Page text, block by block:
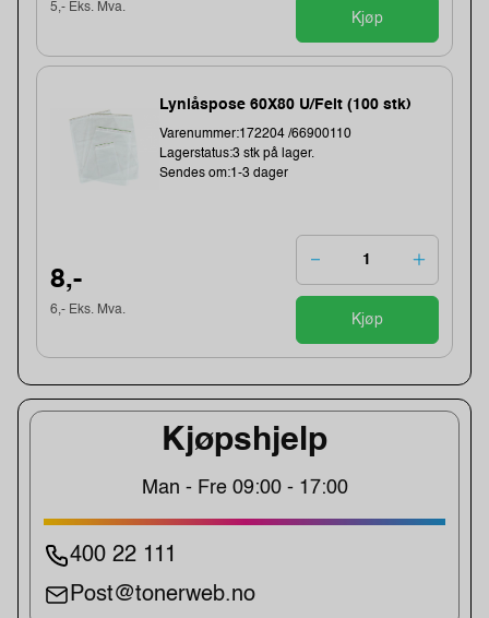
Kjøpshjelp
Man - Fre 09:00 - 17:00
400 22 111
Post@tonerweb.no
5,- Eks. Mva.
Kjøp
Lynlåspose 60X80 U/Felt (100 stk)
Varenummer:172204 /66900110
Lagerstatus:3 stk på lager.
Sendes om:1-3 dager
8,-
6,- Eks. Mva.
Kjøp